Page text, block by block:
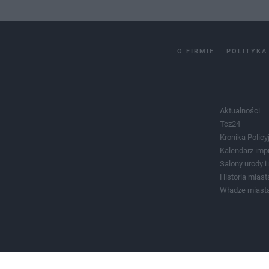
O FIRMIE POLITYKA
Aktualności
Tcz24
Kronika
Kalendarz
Salony urody i
Historia
Władze